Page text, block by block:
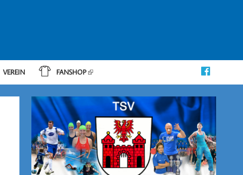
VEREIN FANSHOP